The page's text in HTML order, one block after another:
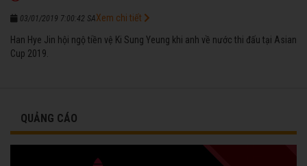
03/01/2019 7:00:42 SA
Han Hye Jin hội ngộ tiền vệ Ki Sung Yeung khi anh về nước thi đấu tại Asian
Cup 2019.
Xem chi tiết
QUẢNG CÁO